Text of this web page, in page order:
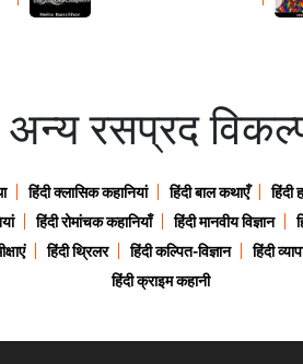
अन्य रसप्रद
हिंदी क्लासिक कहानियां हिंदी बाल कथाएँ हिंदी
हिंदी रोमांचक कहानियाँ हिंदी मानवीय विज्ञान
हिंदी थ्रिलर हिंदी कल्पित-विज्ञान हिंदी
हिंदी क्राइम कहानी